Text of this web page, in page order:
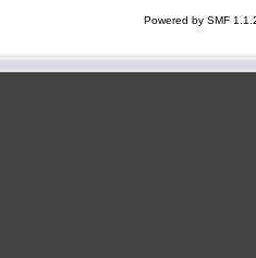
Powered by SMF